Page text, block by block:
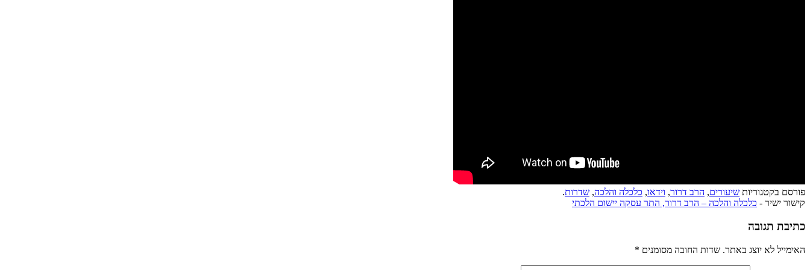
פורסם בקטגוריות שיעורים, הרב דרור, וידאו, כלכלה והלכה, שדרות.
קישור ישיר - כלכלה והלכה – הרב דרור, התר עסקה יישום הלכתי
כתיבת תגובה
האימייל לא יוצג באתר. שדות החובה מסומנים *